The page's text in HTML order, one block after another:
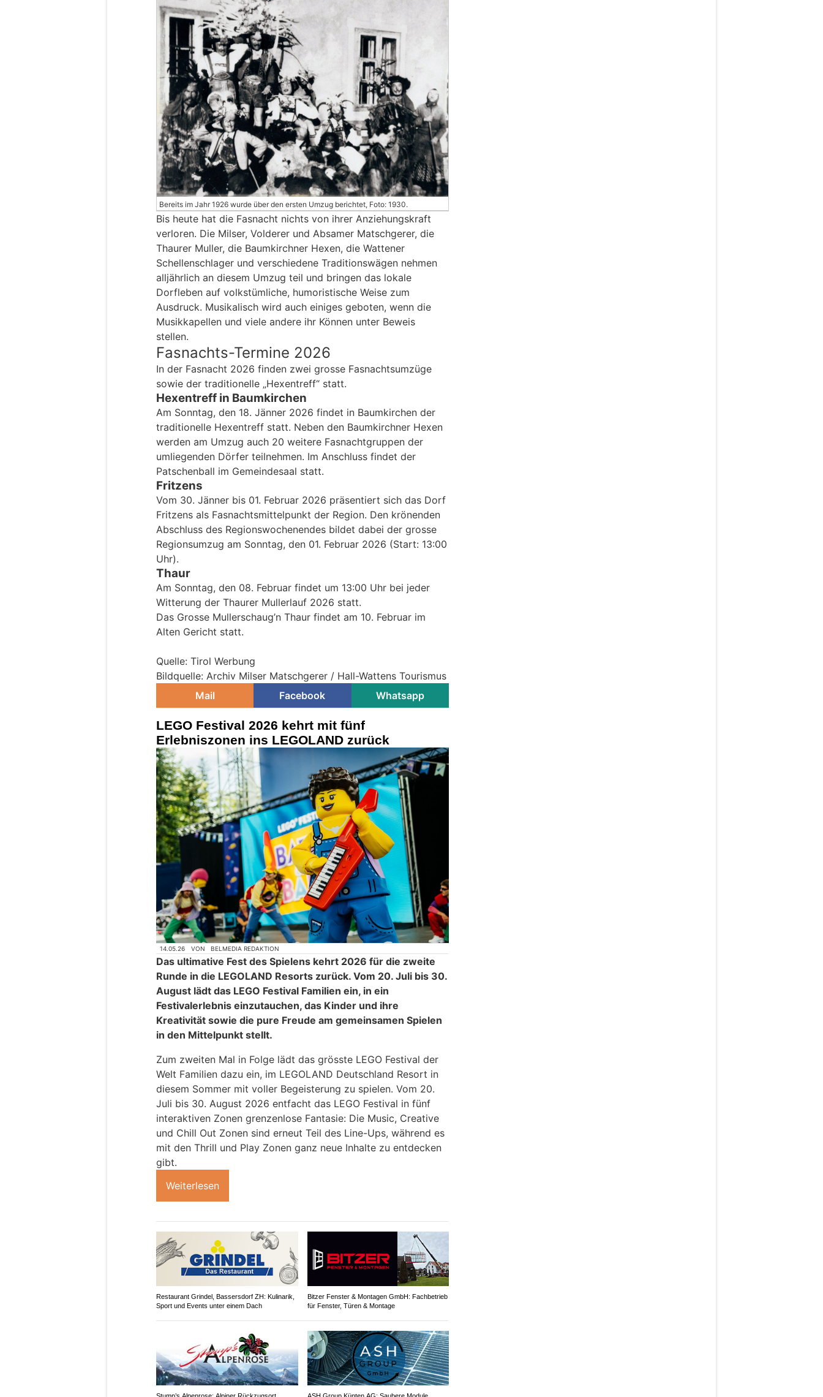
Bereits im Jahr 1926 wurde über den ersten Umzug berichtet, Foto: 1930.
Bis heute hat die Fasnacht nichts von ihrer Anziehungskraft
verloren. Die Milser, Volderer und Absamer Matschgerer, die
Thaurer Muller, die Baumkirchner Hexen, die Wattener
Schellenschlager und verschiedene Traditionswägen nehmen
alljährlich an diesem Umzug teil und bringen das lokale
Dorfleben auf volkstümliche, humoristische Weise zum
Ausdruck. Musikalisch wird auch einiges geboten, wenn die
Musikkapellen und viele andere ihr Können unter Beweis
stellen.
Fasnachts-Termine 2026
In der Fasnacht 2026 finden zwei grosse Fasnachtsumzüge
sowie der traditionelle „Hexentreff“ statt.
Hexentreff in Baumkirchen
Am Sonntag, den 18. Jänner 2026 findet in Baumkirchen der
traditionelle Hexentreff statt. Neben den Baumkirchner Hexen
werden am Umzug auch 20 weitere Fasnachtgruppen der
umliegenden Dörfer teilnehmen. Im Anschluss findet der
Patschenball im Gemeindesaal statt.
Fritzens
Vom 30. Jänner bis 01. Februar 2026 präsentiert sich das Dorf
Fritzens als Fasnachtsmittelpunkt der Region. Den krönenden
Abschluss des Regionswochenendes bildet dabei der grosse
Regionsumzug am Sonntag, den 01. Februar 2026 (Start: 13:00
Uhr).
Thaur
Am Sonntag, den 08. Februar findet um 13:00 Uhr bei jeder
Witterung der Thaurer Mullerlauf 2026 statt.
Das Grosse Mullerschaug’n Thaur findet am 10. Februar im
Alten Gericht statt.
Quelle: Tirol Werbung
Bildquelle: Archiv Milser Matschgerer / Hall-Wattens Tourismus
Mail
Facebook Whatsapp
LEGO Festival 2026 kehrt mit fünf
Erlebniszonen ins LEGOLAND zurück
14.05.26 VON BELMEDIA REDAKTION
Das ultimative Fest des Spielens kehrt 2026 für die zweite
Runde in die LEGOLAND Resorts zurück. Vom 20. Juli bis 30.
August lädt das LEGO Festival Familien ein, in ein
Festivalerlebnis einzutauchen, das Kinder und ihre
Kreativität sowie die pure Freude am gemeinsamen Spielen
in den Mittelpunkt stellt.
Zum zweiten Mal in Folge lädt das grösste LEGO Festival der
Welt Familien dazu ein, im LEGOLAND Deutschland Resort in
diesem Sommer mit voller Begeisterung zu spielen. Vom 20.
Juli bis 30. August 2026 entfacht das LEGO Festival in fünf
interaktiven Zonen grenzenlose Fantasie: Die Music, Creative
und Chill Out Zonen sind erneut Teil des Line-Ups, während es
mit den Thrill und Play Zonen ganz neue Inhalte zu entdecken
gibt.
Weiterlesen
Restaurant Grindel, Bassersdorf ZH: Kulinarik,
Sport und Events unter einem Dach
Bitzer Fenster & Montagen GmbH: Fachbetrieb
für Fenster, Türen & Montage